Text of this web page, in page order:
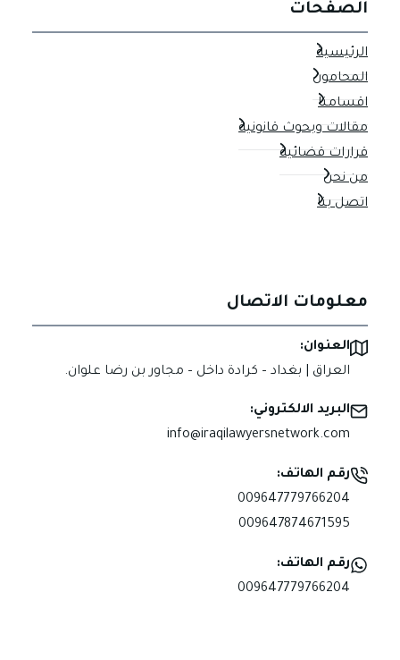
الصفحات
الرئيسية
المحامون
اقسامنا
مقالات وبحوث قانونية
قرارات قضائية
من نحن
اتصل بنا
معلومات الاتصال
العنوان:
العراق | بغداد – كرادة داخل – مجاور بن رضا علوان.
البريد الالكتروني:
info@iraqilawyersnetwork.com
رقم الهاتف:
009647779766204
009647874671595
رقم الهاتف:
009647779766204